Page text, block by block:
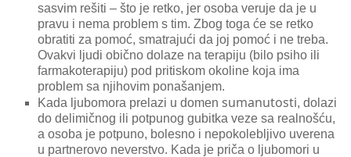
sasvim rešiti – što je retko, jer osoba veruje da je u
pravu i nema problem s tim. Zbog toga će se retko
obratiti za pomoć, smatrajući da joj pomoć i ne treba.
Ovakvi ljudi obično dolaze na terapiju (bilo psiho ili
farmakoterapiju) pod pritiskom okoline koja ima
problem sa njihovim ponašanjem.
Kada ljubomora prelazi u domen sumanutosti, dolazi
do delimičnog ili potpunog gubitka veze sa realnošću,
a osoba je potpuno, bolesno i nepokolebljivo uverena
u partnerovo neverstvo. Kada je priča o ljubomori u